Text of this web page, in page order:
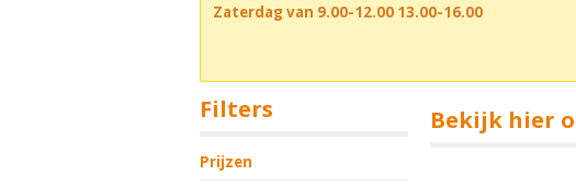
Zaterdag van 9.00-12.00 13.00-16.00
Filters
Prijzen
Bekijk hier